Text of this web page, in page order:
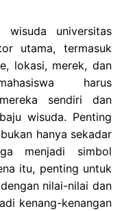
wisuda universitas
utama, termasuk
lokasi, merek, dan
harus
sendiri dan
wisuda. Penting
hanya sekadar
menjadi simbol
itu, penting untuk
nilai-nilai dan
kenang-kenangan